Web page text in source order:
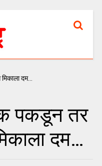
पकडून तर
दम…